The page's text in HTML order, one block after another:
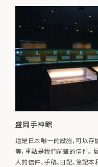
盛岡手神館
這是日本唯一的設施，可以存
等，重點是我們前輩的信件。
人的信件、手稿、日記、筆記